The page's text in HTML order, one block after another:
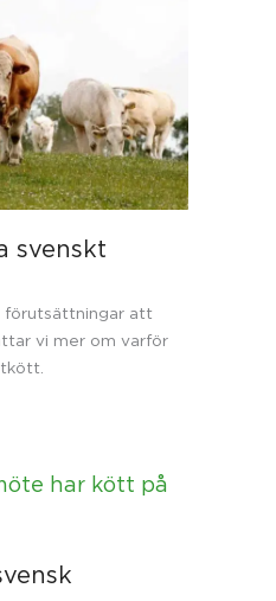
svenskt
förutsättningar att
vi mer om varför